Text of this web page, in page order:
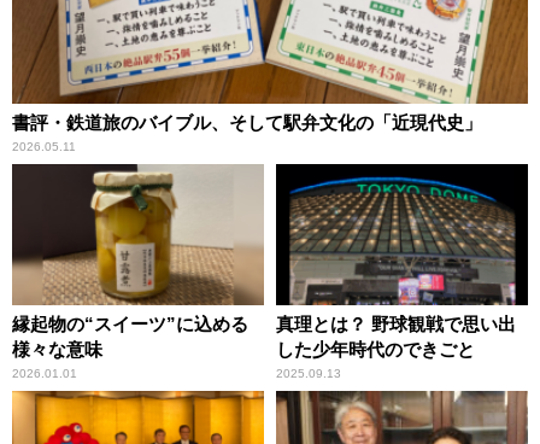
書評・鉄道旅のバイブル、そして駅弁文化の「近現代史」
2026.05.11
縁起物の“スイーツ”に込める
様々な意味
2026.01.01
真理とは？ 野球観戦で思い出
した少年時代のできごと
2025.09.13